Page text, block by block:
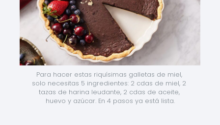
Para hacer estas riquísimas galletas de miel,
solo necesitas 5 ingredientes: 2 cdas de miel, 2
tazas de harina leudante, 2 cdas de aceite,
huevo y azúcar. En 4 pasos ya está lista.